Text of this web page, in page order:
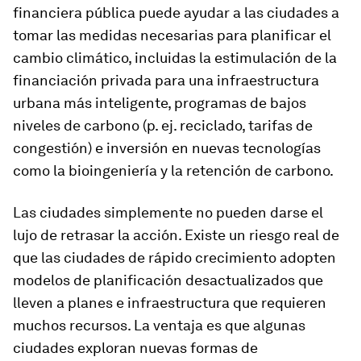
financiera pública puede ayudar a las ciudades a
tomar las medidas necesarias para planificar el
cambio climático, incluidas la estimulación de la
financiación privada para una infraestructura
urbana más inteligente, programas de bajos
niveles de carbono (p. ej. reciclado, tarifas de
congestión) e inversión en nuevas tecnologías
como la bioingeniería y la retención de carbono.
Las ciudades simplemente no pueden darse el
lujo de retrasar la acción. Existe un riesgo real de
que las ciudades de rápido crecimiento adopten
modelos de planificación desactualizados que
lleven a planes e infraestructura que requieren
muchos recursos. La ventaja es que algunas
ciudades exploran nuevas formas de